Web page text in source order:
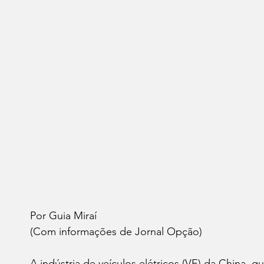
Por Guia Miraí
(Com informações de Jornal Opção)